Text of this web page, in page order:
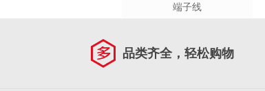
端子线
品类齐全，轻松购物